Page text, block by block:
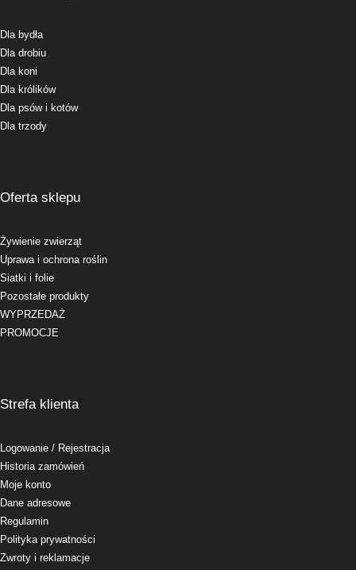
Dla bydła
Dla drobiu
Dla koni
Dla królików
Dla psów i kotów
Dla trzody
Oferta sklepu
Żywienie zwierząt
Uprawa i ochrona roślin
Siatki i folie
Pozostałe produkty
WYPRZEDAŻ
PROMOCJE
Strefa klienta
Logowanie / Rejestracja
Historia zamówień
Moje konto
Dane adresowe
Regulamin
Polityka prywatności
Zwroty i reklamacje